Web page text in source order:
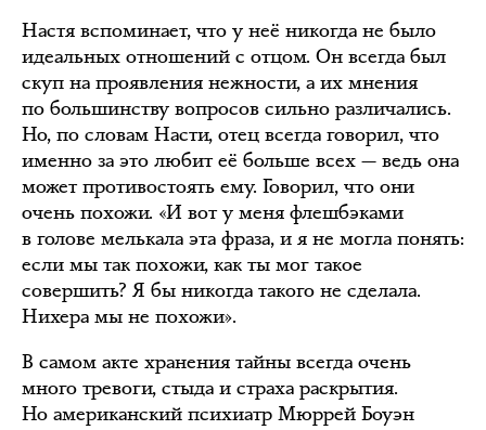
Настя вспоминает, что у неё никогда не было
идеальных отношений с отцом. Он всегда был
скуп на проявления нежности, а их мнения
по большинству вопросов сильно различались.
Но, по словам Насти, отец всегда говорил, что
именно за это любит её больше всех — ведь она
может противостоять ему. Говорил, что они
очень похожи. «И вот у меня флешбэками
в голове мелькала эта фраза, и я не могла понять:
если мы так похожи, как ты мог такое
совершить? Я бы никогда такого не сделала.
Нихера мы не похожи».
В самом акте хранения тайны всегда очень
много тревоги, стыда и страха раскрытия.
Но американский психиатр Мюррей Боуэн